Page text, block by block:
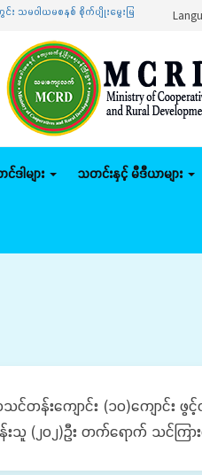
ယမစနစ် စိုက်ပျိုးမွေးမြူရေး၊ မိသားစုဝင်ငွေ
ါများ သတင်းနှင့် မီဒီယာများ
ကျောင်း (၁၀)ကျောင်း ဖွင့်လှ
(၂၀၂)ဦး တက်ရောက် သင်ကြာ